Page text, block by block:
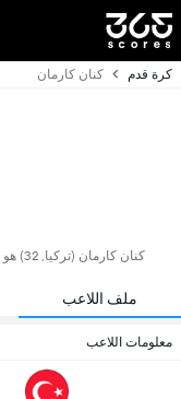
كرة قدم كنان كارمان
كنان كارمان (تركيا, 32) هو لاعب كرة قدم, يلعب حاليًا لصالح شالكة في ألمانيا.
ملف اللاعب
معلومات اللاعب